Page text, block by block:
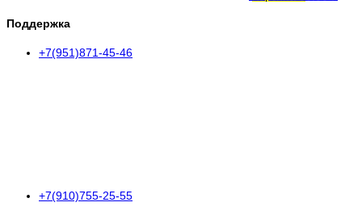
Поддержка
+7(951)871-45-46
+7(910)755-25-55